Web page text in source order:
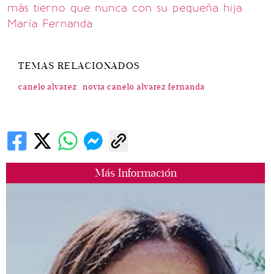
Más Información
más tierno que nunca con su pequeña hija
María Fernanda
TEMAS RELACIONADOS
canelo alvarez novia canelo alvarez fernanda